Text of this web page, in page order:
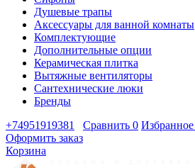
Душевые трапы
Аксессуары для ванной комнаты
Комплектующие
Дополнительные опции
Керамическая плитка
Вытяжные вентиляторы
Сантехнические люки
Бренды
+74951919381
Сравнить 0 Избранное
Оформить заказ
Корзина